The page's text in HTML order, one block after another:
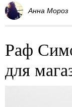
Анна Мороз
Раф
для